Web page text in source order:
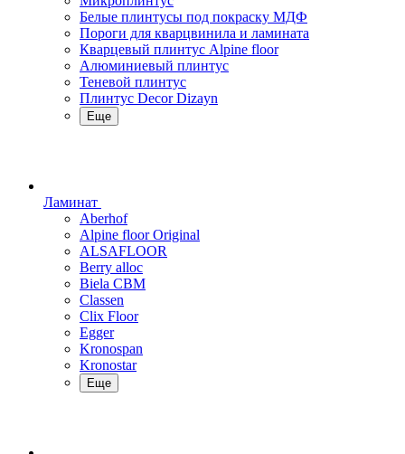
Белые плинтусы под покраску МДФ
Пороги для кварцвинила и ламината
Кварцевый плинтус Alpine floor
Алюминиевый плинтус
Теневой плинтус
Плинтус Decor Dizayn
Еще
Ламинат
Aberhof
Alpine floor Original
ALSAFLOOR
Berry alloc
Biela CBM
Classen
Clix Floor
Egger
Kronospan
Kronostar
Еще